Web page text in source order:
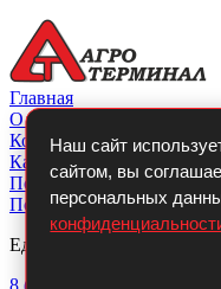
Наш сайт
сайтом, вы
персональных
Главная
О компании
Контакты
Каталог
Покупателю
Политикой
Единый телефон:
8 (800)